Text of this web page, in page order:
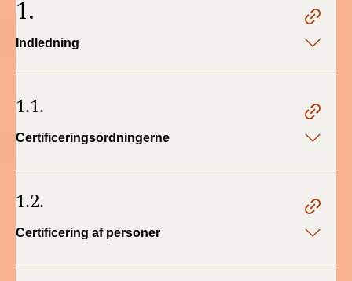
BR18 (1/1 - 30/6
2021)
2020)
BR18 (10/3-30/6
1.
Indledning
1.1.
Certificeringsordningerne
1.2.
Certificering af personer